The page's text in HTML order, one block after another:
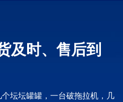
及时、售后到
坛坛罐罐，一台破拖拉机，几